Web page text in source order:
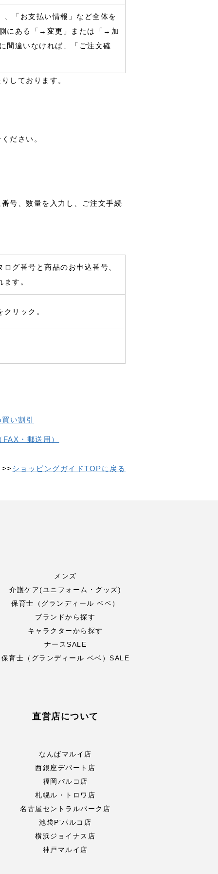
「お支払い情報」など全体を
にある「→変更」または「→加
間違いなければ、「ご注文確
しております。
ださい。
号、数量を入力し、ご注文手続
グ番号と商品のお申込番号、
す。
リック。
買い割引
・郵送用）
>> ショッピングガイドTOPに戻る
メンズ
介護ケア(ユニフォーム・グッズ)
保育士（グランディール ベベ）
ブランドから探す
キャラクターから探す
ナースSALE
保育士（グランディール ベベ）SALE
直営店について
なんばマルイ店
西銀座デパート店
福岡パルコ店
札幌ル・トロワ店
名古屋セントラルパーク店
池袋P'パルコ店
横浜ジョイナス店
神戸マルイ店